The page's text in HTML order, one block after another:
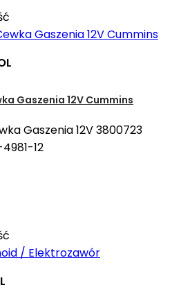
Gaszenia 12V Cummins
Gaszenia 12V 3800723
12